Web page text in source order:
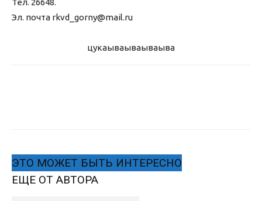
Тел. 26648.
Эл. почта rkvd_gorny@mail.ru
цукаываываываыва
ЭТО МОЖЕТ БЫТЬ ИНТЕРЕСНО
ЕЩЕ ОТ АВТОРА